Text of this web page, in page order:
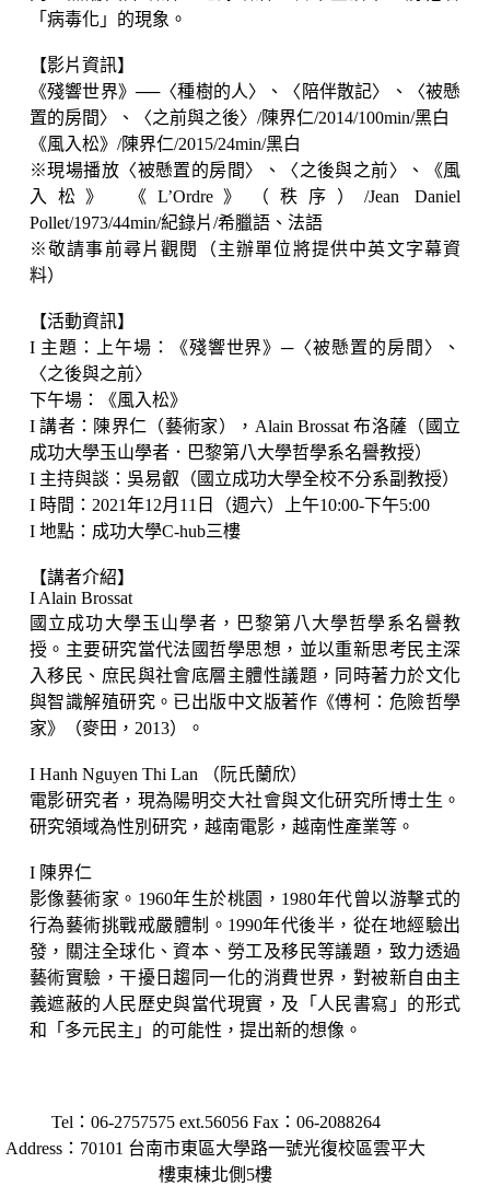
「病毒化」的現象。
【影片資訊】
《殘響世界》──〈種樹的人〉、〈陪伴散記〉、〈被懸
置的房間〉、〈之前與之後〉/陳界仁/2014/100min/黑白
《風入松》/陳界仁/2015/24min/黑白
※現場播放〈被懸置的房間〉、〈之後與之前〉、《風
入松》 《L’Ordre》（秩序）/Jean Daniel
Pollet/1973/44min/紀錄片/希臘語、法語
※敬請事前尋片觀閱（主辦單位將提供中英文字幕資
料）
【活動資訊】
I 主題：上午場：《殘響世界》─〈被懸置的房間〉、
〈之後與之前〉
下午場：《風入松》
I 講者：陳界仁（藝術家），Alain Brossat 布洛薩（國立
成功大學玉山學者．巴黎第八大學哲學系名譽教授）
I 主持與談：吳易叡（國立成功大學全校不分系副教授）
I 時間：2021年12月11日（週六）上午10:00-下午5:00
I 地點：成功大學C-hub三樓
【講者介紹】
I Alain Brossat
國立成功大學玉山學者，巴黎第八大學哲學系名譽教
授。主要研究當代法國哲學思想，並以重新思考民主深
入移民、庶民與社會底層主體性議題，同時著力於文化
與智識解殖研究。已出版中文版著作《傅柯：危險哲學
家》（麥田，2013）。
I Hanh Nguyen Thi Lan （阮氏蘭欣）
電影研究者，現為陽明交大社會與文化研究所博士生。
研究領域為性別研究，越南電影，越南性產業等。
I 陳界仁
影像藝術家。1960年生於桃園，1980年代曾以游擊式的
行為藝術挑戰戒嚴體制。1990年代後半，從在地經驗出
發，關注全球化、資本、勞工及移民等議題，致力透過
藝術實驗，干擾日趨同一化的消費世界，對被新自由主
義遮蔽的人民歷史與當代現實，及「人民書寫」的形式
和「多元民主」的可能性，提出新的想像。
Tel：06-2757575 ext.56056 Fax：06-2088264
Address：70101 台南市東區大學路一號光復校區雲平大
樓東棟北側5樓